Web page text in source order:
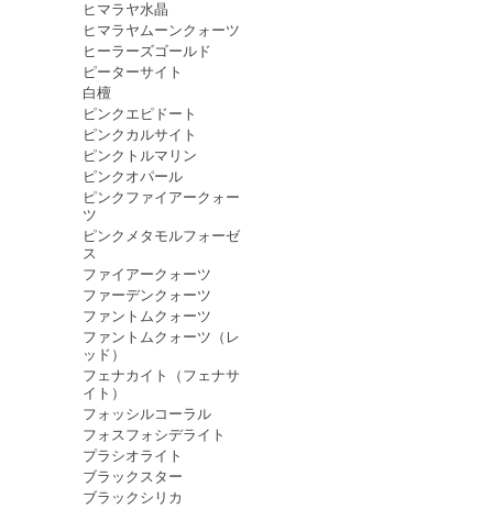
ヒマラヤ水晶
ヒマラヤムーンクォーツ
ヒーラーズゴールド
ピーターサイト
白檀
ピンクエピドート
ピンクカルサイト
ピンクトルマリン
ピンクオパール
ピンクファイアークォー
ツ
ピンクメタモルフォーゼ
ス
ファイアークォーツ
ファーデンクォーツ
ファントムクォーツ
ファントムクォーツ（レ
ッド）
フェナカイト（フェナサ
イト）
フォッシルコーラル
フォスフォシデライト
プラシオライト
ブラックスター
ブラックシリカ